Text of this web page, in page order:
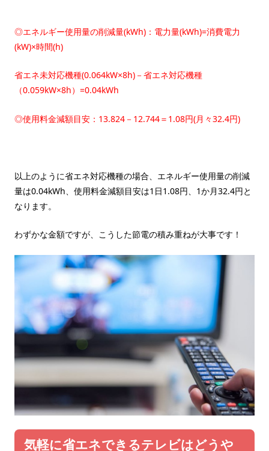
◎エネルギー使用量の削減量(kWh)：電力量(kWh)=消費電力
(kW)×時間(h)
省エネ未対応機種(0.064kW×8h)－省エネ対応機種
（0.059kW×8h）=0.04kWh
◎使用料金減額目安：13.824－12.744＝1.08円(月々32.4円)
以上のように省エネ対応機種の場合、エネルギー使用量の削減
量は0.04kWh、使用料金減額目安は1日1.08円、1か月32.4円と
なります。
わずかな金額ですが、こうした節電の積み重ねが大事です！
気軽に省エネできるテレビはどうや